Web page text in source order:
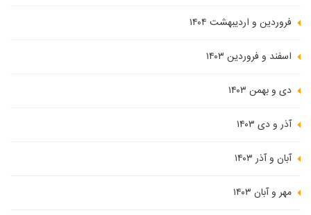
فروردین و اردیبهشت ۱۴۰۴
اسفند و فروردین ۱۴۰۳
دی و بهمن ۱۴۰۳
آذر و دی ۱۴۰۳
آبان و آذر ۱۴۰۳
مهر و آبان ۱۴۰۳